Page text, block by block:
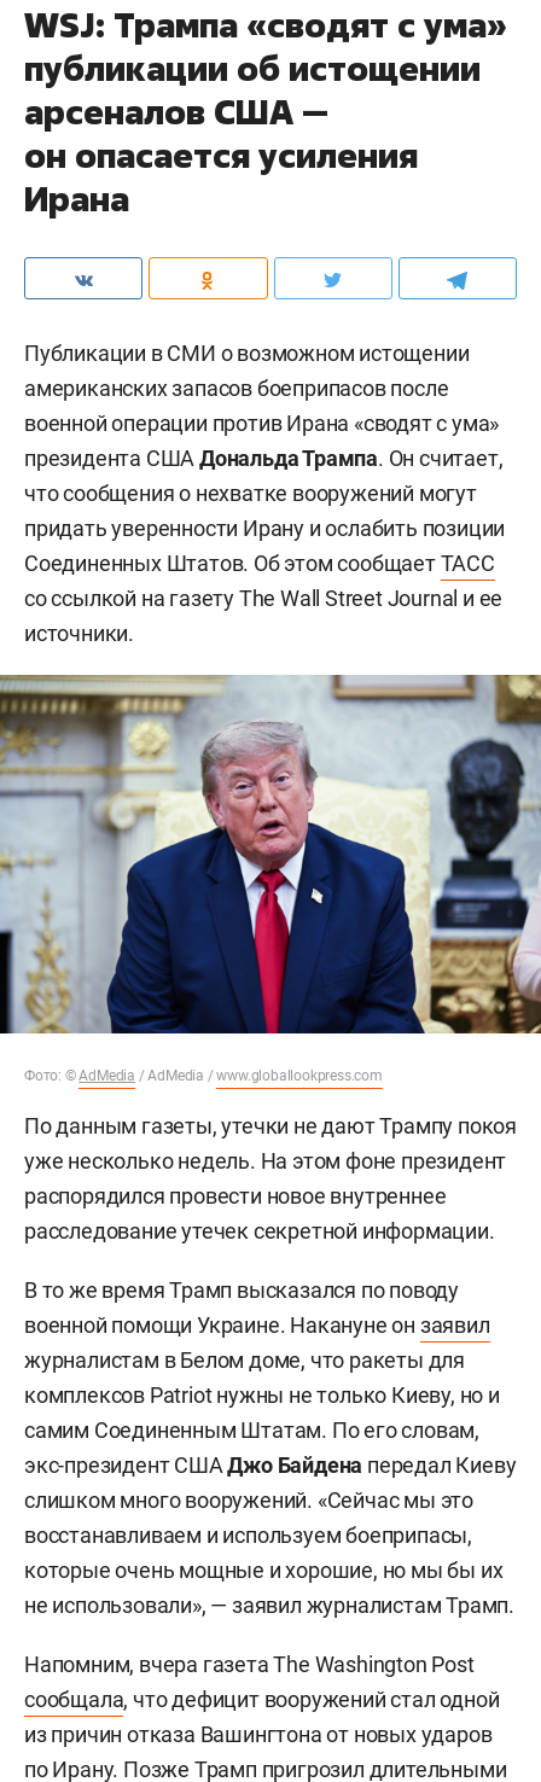
WSJ: Трампа «сводят с ума»
публикации об истощении
арсеналов США —
он опасается усиления
Ирана
Публикации в СМИ о возможном истощении
американских запасов боеприпасов после
военной операции против Ирана «сводят с ума»
президента СШАДональда Трампа. Он считает,
что сообщения о нехватке вооружений могут
придать уверенности Ирану и ослабить позиции
Соединенных Штатов. Об этом сообщаетТАСС
со ссылкой на газету The Wall Street Journal и ее
источники.
Фото: ©AdMedia / AdMedia /www.globallookpress.com
По данным газеты, утечки не дают Трампу покоя
уже несколько недель. На этом фоне президент
распорядился провести новое внутреннее
расследование утечек секретной информации.
В то же время Трамп высказался по поводу
военной помощи Украине. Накануне он заявил
журналистам в Белом доме, что ракеты для
комплексов Patriot нужны не только Киеву, но и
самим Соединенным Штатам. По его словам,
экс-президент СШАДжо Байдена передал Киеву
слишком много вооружений. «Сейчас мы это
восстанавливаем и используем боеприпасы,
которые очень мощные и хорошие, но мы бы их
не использовали», — заявил журналистам Трамп.
Напомним, вчера газета The Washington Post
сообщала, что дефицит вооружений стал одной
из причин отказа Вашингтона от новых ударов
по Ирану. Позже Трамп пригрозил длительными